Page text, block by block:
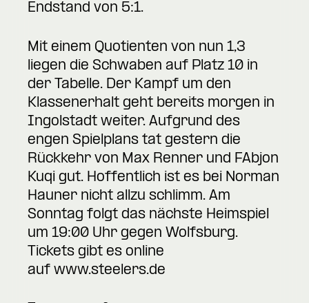
Endstand von 5:1.
Mit einem Quotienten von nun 1,3
liegen die Schwaben auf Platz 10 in
der Tabelle. Der Kampf um den
Klassenerhalt geht bereits morgen in
Ingolstadt weiter. Aufgrund des
engen Spielplans tat gestern die
Rückkehr von Max Renner und FAbjon
Kuqi gut. Hoffentlich ist es bei Norman
Hauner nicht allzu schlimm. Am
Sonntag folgt das nächste Heimspiel
um 19:00 Uhr gegen Wolfsburg.
Tickets gibt es online
auf www.steelers.de